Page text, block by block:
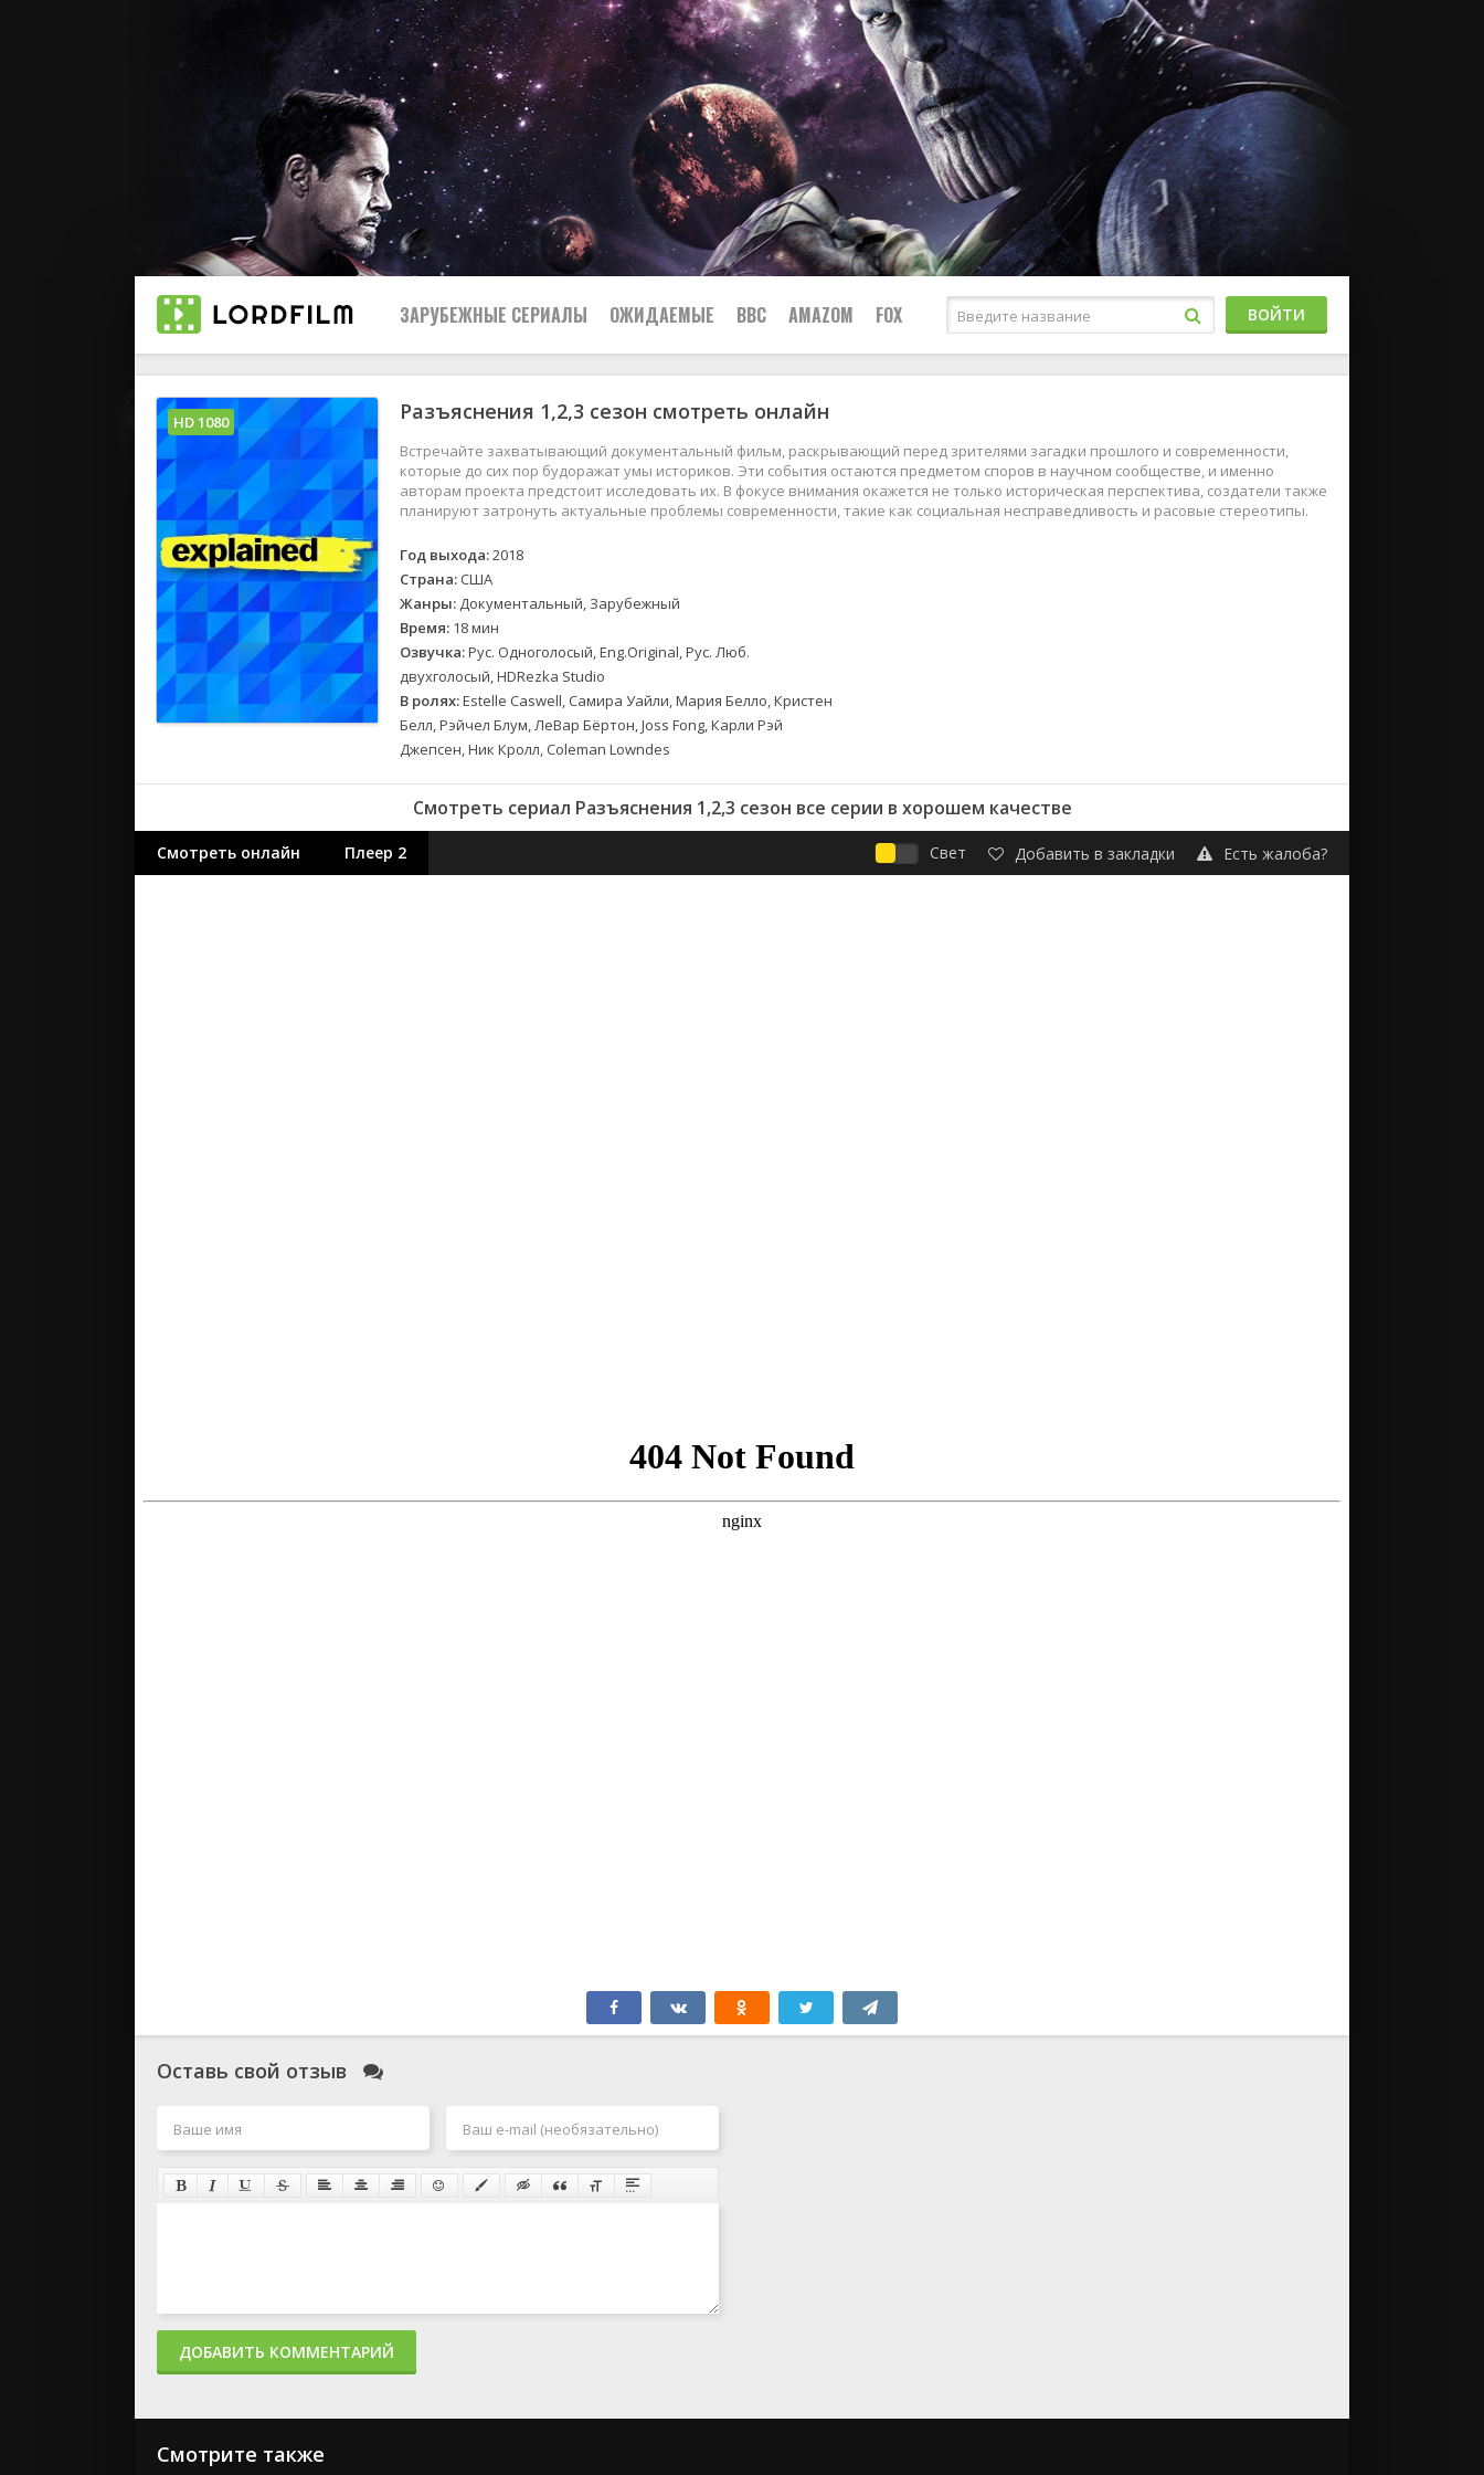
ЗАРУБЕЖНЫЕ СЕРИАЛЫ
Все
2019
2018
Великобритания
Испания
Корея Южная
Канада
Индия
Франция
Боевики
Приключения
Криминальные
Фантастика
Военные
Семейные
ОЖИДАЕМЫЕ BBC AMAZOM FOX ВОЙТИ
Разъяснения 1,2,3 сезон смотреть онлайн
Встречайте захватывающий документальный фильм, раскрывающий перед зрителями загадки прошлого и современности,
которые до сих пор будоражат умы историков. Эти события остаются предметом споров в научном сообществе, и именно
авторам проекта предстоит исследовать их. В фокусе внимания окажется не только историческая перспектива, создатели также
планируют затронуть актуальные проблемы современности, такие как социальная несправедливость и расовые стереотипы.
Год выхода:2018
Страна: США
Жанры: Документальный, Зарубежный
Время: 18 мин
Озвучка:Рус. Одноголосый, Eng.Original, Рус. Люб.
двухголосый, HDRezka Studio
В ролях:Estelle Caswell, Самира Уайли, Мария Белло, Кристен
Белл, Рэйчел Блум, ЛеВар Бёртон, Joss Fong, Карли Рэй
Джепсен, Ник Кролл, Coleman Lowndes
HD 1080
Смотреть сериал Разъяснения 1,2,3 сезон все серии в хорошем качестве
Смотреть онлайн Плеер 2 Свет Добавить в закладки Есть жалоба?
Оставь свой отзыв
ДОБАВИТЬ КОММЕНТАРИЙ
Смотрите также